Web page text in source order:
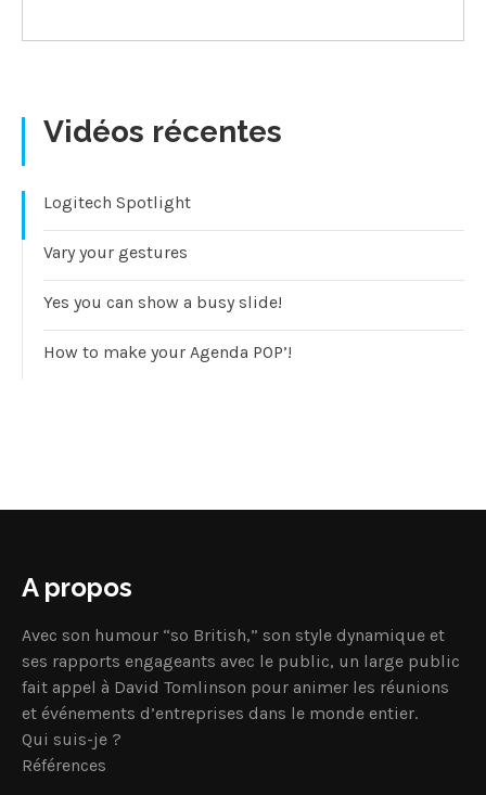
Vidéos récentes
Logitech Spotlight
Vary your gestures
Yes you can show a busy slide!
How to make your Agenda POP’!
A propos
Avec son humour “so British,” son style dynamique et
ses rapports engageants avec le public, un large public
fait appel à David Tomlinson pour animer les réunions
et événements d’entreprises dans le monde entier.
Qui suis-je ?
Références